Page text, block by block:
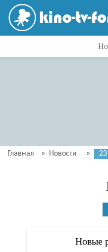
Главная » Новости » 23
Новые